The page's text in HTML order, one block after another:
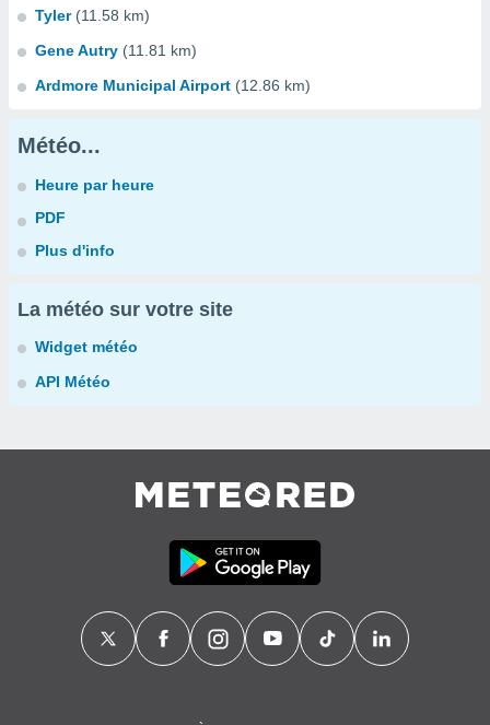
Tyler (11.58 km)
Gene Autry (11.81 km)
Ardmore Municipal Airport (12.86 km)
Météo...
Heure par heure
PDF
Plus d'info
La météo sur votre site
Widget météo
API Météo